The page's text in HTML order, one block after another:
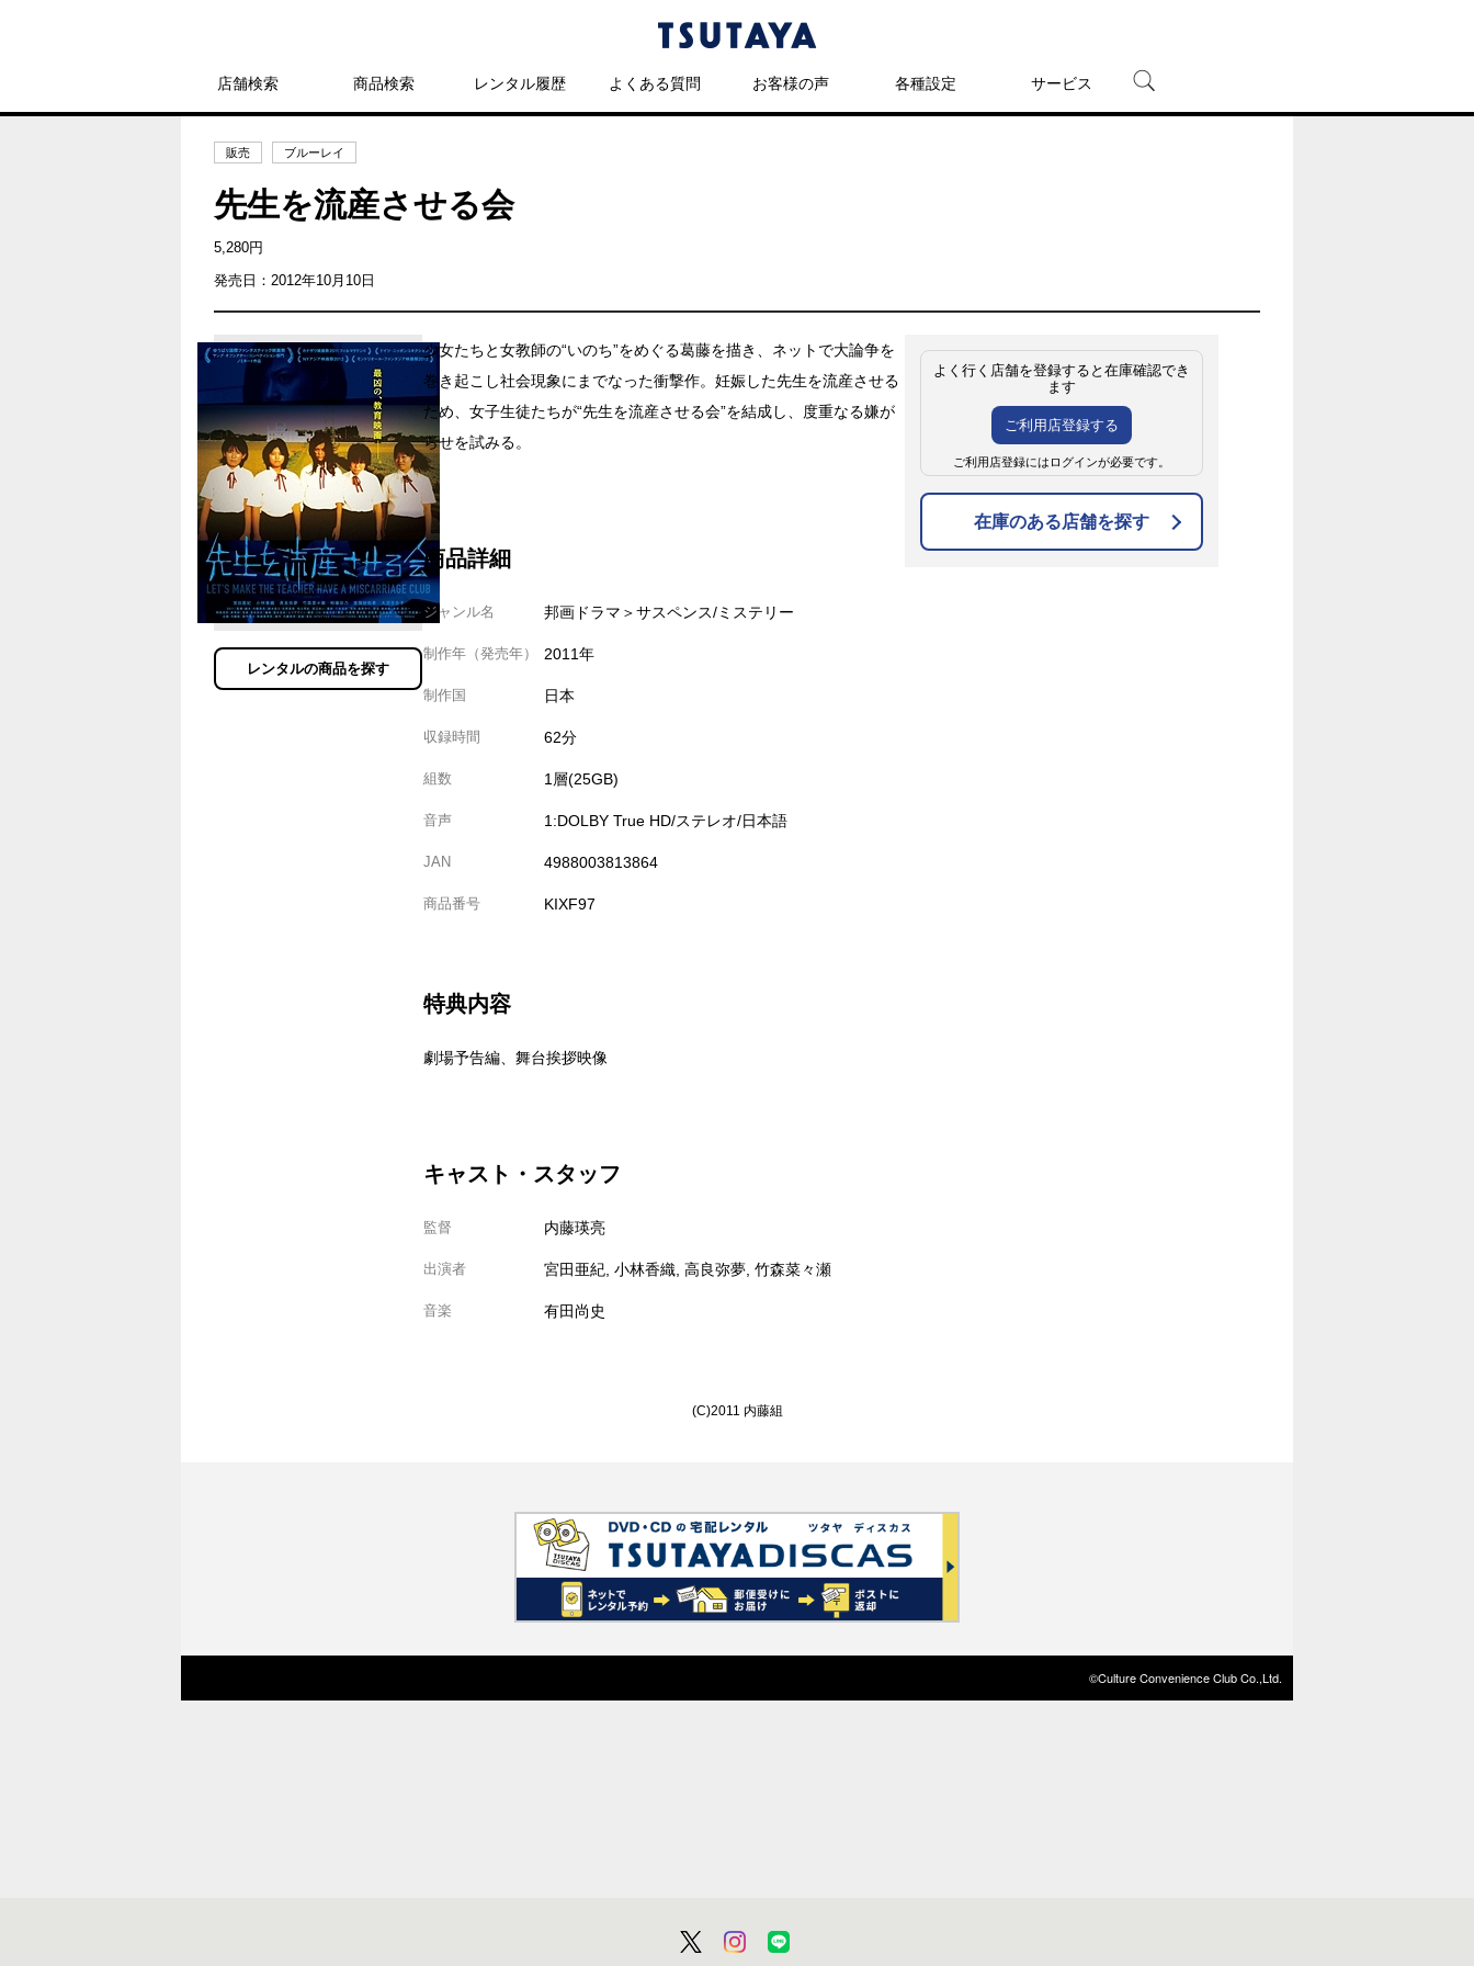
店舗検索 商品検索 レンタル履歴 よくある質問 お客様の声 各種設定 サービス
販売 ブルーレイ
先生を流産させる会
5,280円
発売日：2012年10月10日
レンタルの商品を探す
少女たちと女教師の“いのち”をめぐる葛藤を描き、ネットで大論争を
巻き起こし社会現象にまでなった衝撃作。妊娠した先生を流産させる
ため、女子生徒たちが“先生を流産させる会”を結成し、度重なる嫌が
らせを試みる。
商品詳細
ジャンル名 邦画ドラマ＞サスペンス/ミステリー
制作年（発売年） 2011年
制作国 日本
収録時間 62分
組数 1層(25GB)
音声 1:DOLBY True HD/ステレオ/日本語
JAN 4988003813864
商品番号 KIXF97
特典内容
劇場予告編、舞台挨拶映像
キャスト・スタッフ
監督 内藤瑛亮
出演者 宮田亜紀, 小林香織, 高良弥夢, 竹森菜々瀬
音楽 有田尚史
よく行く店舗を登録すると在庫確認でき
ます
ご利用店登録する
ご利用店登録にはログインが必要です。
在庫のある店舗を探す
(C)2011 内藤組
©Culture Convenience Club Co.,Ltd.